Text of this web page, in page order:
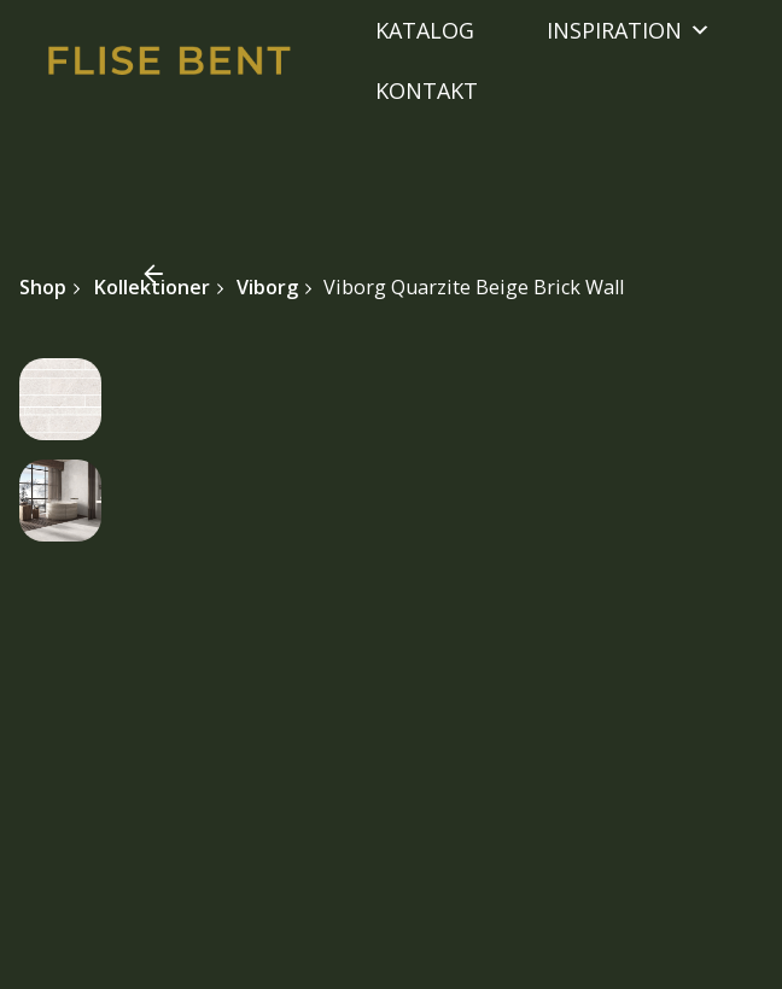
content
KATALOG INSPIRATION
KONTAKT
Shop Kollektioner Viborg Viborg Quarzite Beige Brick Wall